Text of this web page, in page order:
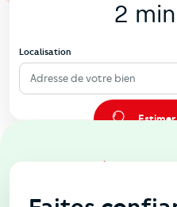
2
Localisation
Adresse de votre bien
En